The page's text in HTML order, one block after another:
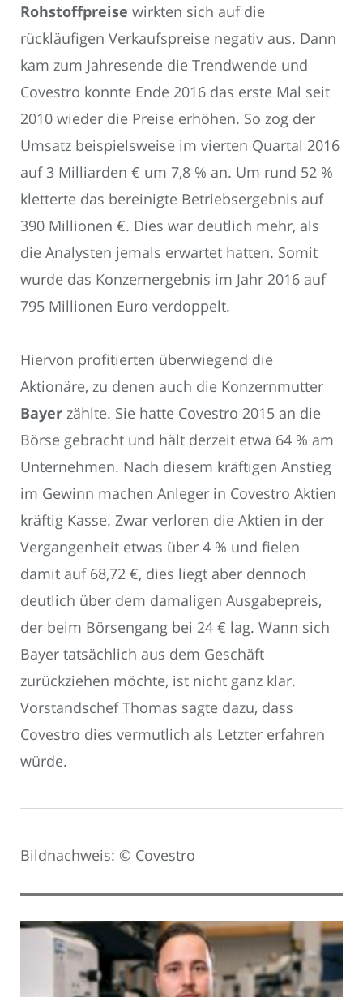
Rohstoffpreise wirkten sich auf die
rückläufigen Verkaufspreise negativ aus. Dann
kam zum Jahresende die Trendwende und
Covestro konnte Ende 2016 das erste Mal seit
2010 wieder die Preise erhöhen. So zog der
Umsatz beispielsweise im vierten Quartal 2016
auf 3 Milliarden € um 7,8 % an. Um rund 52 %
kletterte das bereinigte Betriebsergebnis auf
390 Millionen €. Dies war deutlich mehr, als
die Analysten jemals erwartet hatten. Somit
wurde das Konzernergebnis im Jahr 2016 auf
795 Millionen Euro verdoppelt.
Hiervon profitierten überwiegend die
Aktionäre, zu denen auch die Konzernmutter
Bayer zählte. Sie hatte Covestro 2015 an die
Börse gebracht und hält derzeit etwa 64 % am
Unternehmen. Nach diesem kräftigen Anstieg
im Gewinn machen Anleger in Covestro Aktien
kräftig Kasse. Zwar verloren die Aktien in der
Vergangenheit etwas über 4 % und fielen
damit auf 68,72 €, dies liegt aber dennoch
deutlich über dem damaligen Ausgabepreis,
der beim Börsengang bei 24 € lag. Wann sich
Bayer tatsächlich aus dem Geschäft
zurückziehen möchte, ist nicht ganz klar.
Vorstandschef Thomas sagte dazu, dass
Covestro dies vermutlich als Letzter erfahren
würde.
Bildnachweis: © Covestro